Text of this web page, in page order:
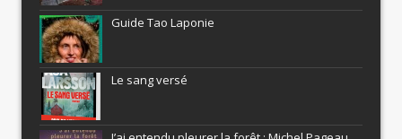
Guide Tao Laponie
Le sang versé